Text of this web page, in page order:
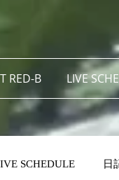
RED-B LIVE
SCHEDULE 日